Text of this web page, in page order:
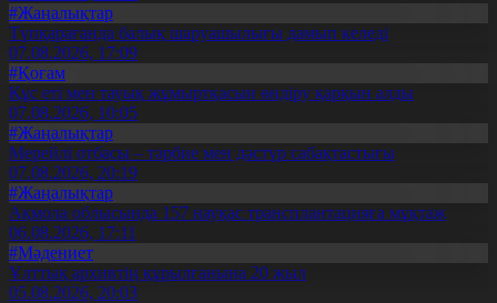
#Жаңалықтар
Түпқарағанда балық шаруашылығы дамып келеді
07.08.2026, 17:09
#Қоғам
Құс еті мен тауық жұмыртқасын өндіру қарқын алды
07.08.2026, 10:05
#Жаңалықтар
Мерейлі отбасы – тәрбие мен дәстүр сабақтастығы
07.08.2026, 20:19
#Жаңалықтар
Ақмола облысында 157 науқас трансплантацияға мұқтаж
06.08.2026, 17:11
#Мәдениет
Ұлттық архивтің құрылғанына 20 жыл
05.08.2026, 20:03